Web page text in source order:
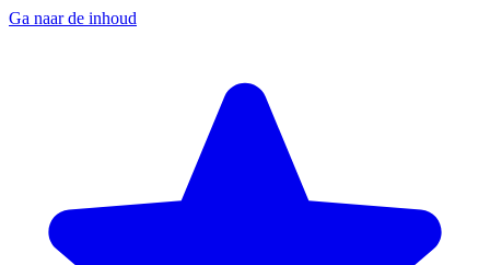
Ga naar de inhoud